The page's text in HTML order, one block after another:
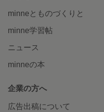
minneとものづくりと
minne学習帖
ニュース
minneの本
企業の方へ
広告出稿について